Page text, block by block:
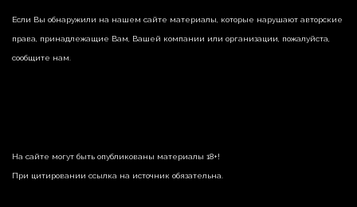
Если Вы обнаружили на нашем сайте материалы, которые нарушают авторские
права, принадлежащие Вам, Вашей компании или организации, пожалуйста,
сообщите нам.
На сайте могут быть опубликованы материалы 18+!
При цитировании ссылка на источник обязательна.